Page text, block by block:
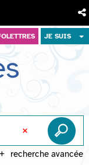
JE SUIS
recherche avancée